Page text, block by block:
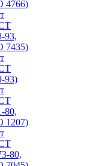
4766)
93,
7435)
93)
80,
1207)
80,